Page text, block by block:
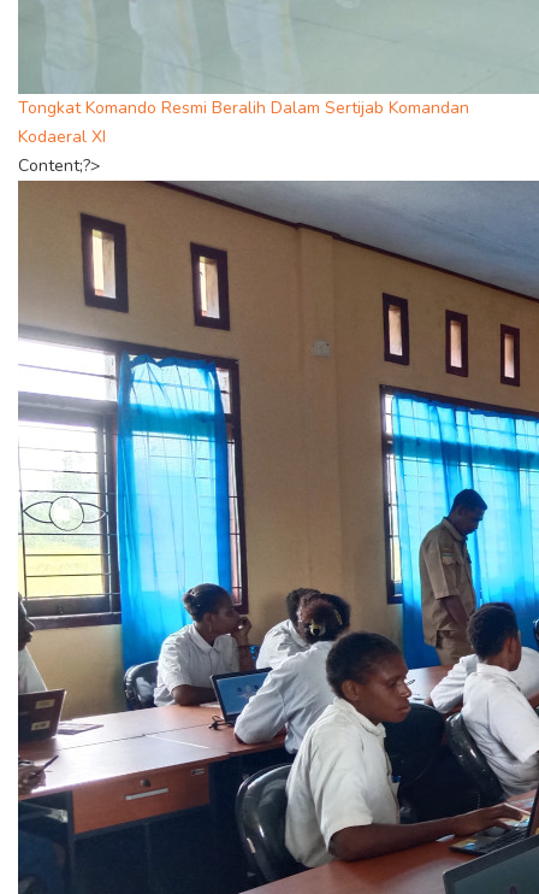
Tongkat Komando Resmi Beralih Dalam Sertijab Komandan
Kodaeral XI
Content;?>